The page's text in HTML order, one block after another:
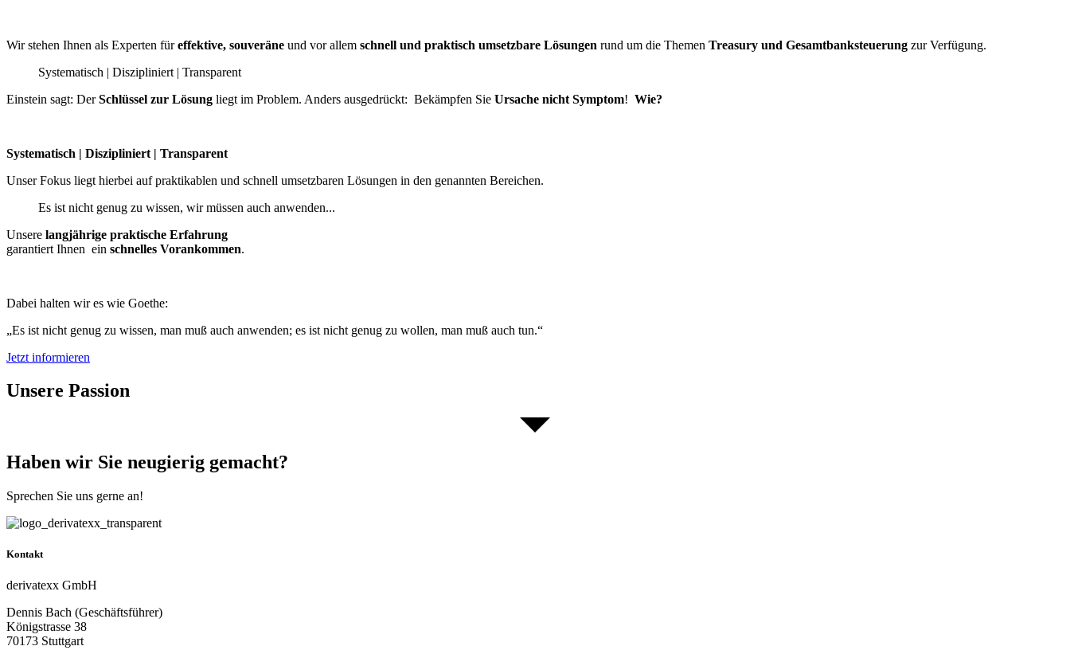
Wir stehen Ihnen als Experten füreffektive, souveräne und vor allem schnell und praktisch umsetzbare Lösungen rund um die Themen Treasury und Gesamtbanksteuerung zur Verfügung.
Systematisch | Diszipliniert | Transparent
Einstein sagt: DerSchlüssel zur Lösung liegt im Problem. Anders ausgedrückt: Bekämpfen Sie Ursache nicht Symptom! Wie?
Systematisch | Diszipliniert | Transparent
Unser Fokus liegt hierbei auf praktikablen und schnell umsetzbaren Lösungen in den genannten Bereichen.
Es ist nicht genug zu wissen, wir müssen auch anwenden...
Unsere langjährige praktische Erfahrung
garantiert Ihnen ein schnelles Vorankommen.
Dabei halten wir es wie Goethe:
„Es ist nicht genug zu wissen, man muß auch anwenden; es ist nicht genug zu wollen, man muß auch tun.“
Jetzt informieren
Unsere Passion
Haben wir Sie neugierig gemacht?
Sprechen Sie uns gerne an!
Kontakt
derivatexx GmbH
Dennis Bach (Geschäftsführer)
Königstrasse 38
70173 Stuttgart